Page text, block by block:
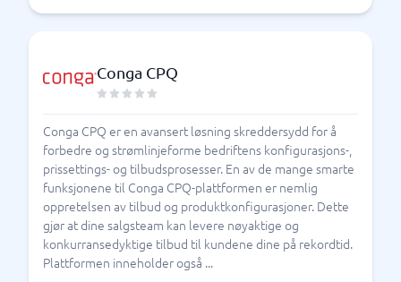
Conga CPQ
Conga CPQ er en avansert løsning skreddersydd for å
forbedre og strømlinjeforme bedriftens konfigurasjons-,
prissettings- og tilbudsprosesser. En av de mange smarte
funksjonene til Conga CPQ-plattformen er nemlig
oppretelsen av tilbud og produktkonfigurasjoner. Dette
gjør at dine salgsteam kan levere nøyaktige og
konkurransedyktige tilbud til kundene dine på rekordtid.
Plattformen inneholder også ...